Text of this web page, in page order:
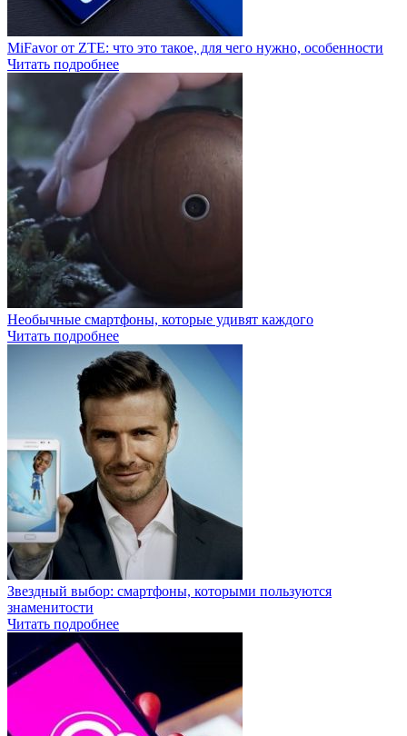
MiFavor от ZTE: что это такое, для чего нужно, особенности
Читать подробнее
Необычные смартфоны, которые удивят каждого
Читать подробнее
Звездный выбор: смартфоны, которыми пользуются
знаменитости
Читать подробнее